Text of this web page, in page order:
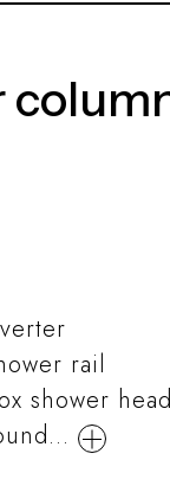
rail
shower head